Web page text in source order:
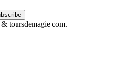
toursdemagie.com.